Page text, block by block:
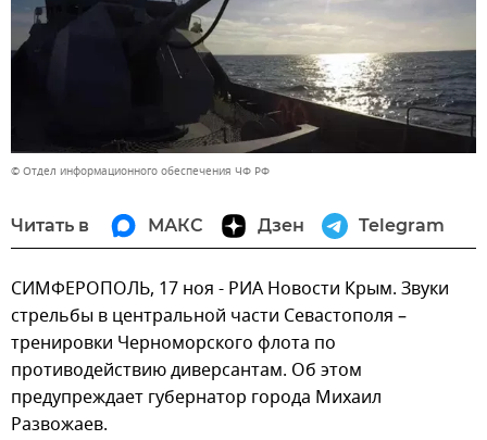
© Отдел информационного обеспечения ЧФ РФ
Читать в МАКС Дзен Telegram
СИМФЕРОПОЛЬ, 17 ноя - РИА Новости Крым. Звуки
стрельбы в центральной части Севастополя –
тренировки Черноморского флота по
противодействию диверсантам. Об этом
предупреждает губернатор города Михаил
Развожаев.